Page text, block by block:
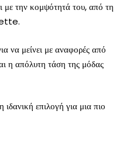
με την κομψότητά του, από τη
μείνει με αναφορές από
η απόλυτη τάση της μόδας
ιδανική επιλογή για μια πιο